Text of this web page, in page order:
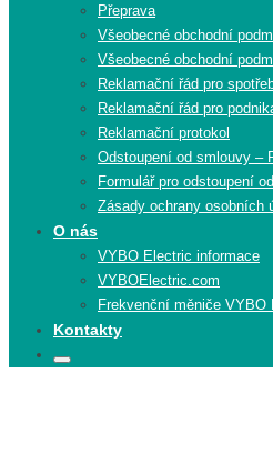
Přeprava
Všeobecné obchodní
Všeobecné obchodní
Reklamační řád pro
Reklamační řád pro
Reklamační protokol
Odstoupení od smlouvy –
Formulář pro odstoupení
Zásady ochrany osobních
O nás
VYBO Electric informace
VYBOElectric.com
Frekvenční měniče VYBO
Kontakty
Search
Search